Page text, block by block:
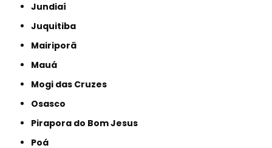
Jundiaí
Juquitiba
Mairiporã
Mauá
Mogi das Cruzes
Osasco
Pirapora do Bom Jesus
Poá